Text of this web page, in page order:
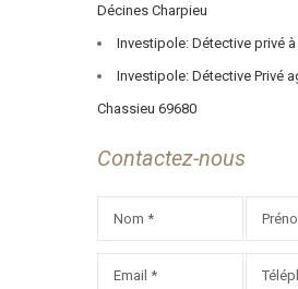
Décines Charpieu
Investipole: Détective privé
Investipole: Détective Privé
Chassieu 69680
Contactez-nous